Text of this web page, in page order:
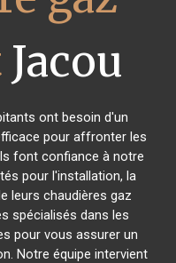
Jacou
ont besoin d'un
pour affronter les
font confiance à notre
pour l'installation, la
leurs chaudières gaz
spécialisés dans les
pour vous assurer un
Notre équipe intervient